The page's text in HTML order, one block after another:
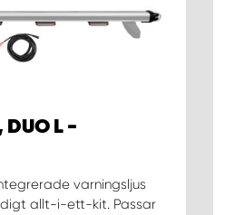
DUO L -
varningsljus
allt-i-ett-kit. Passar